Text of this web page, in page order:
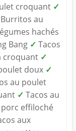
croquant ✓
Burritos au
hachés
Bang ✓ Tacos
croquant ✓
doux ✓
au poulet
✓ Tacos au
effiloché
aux